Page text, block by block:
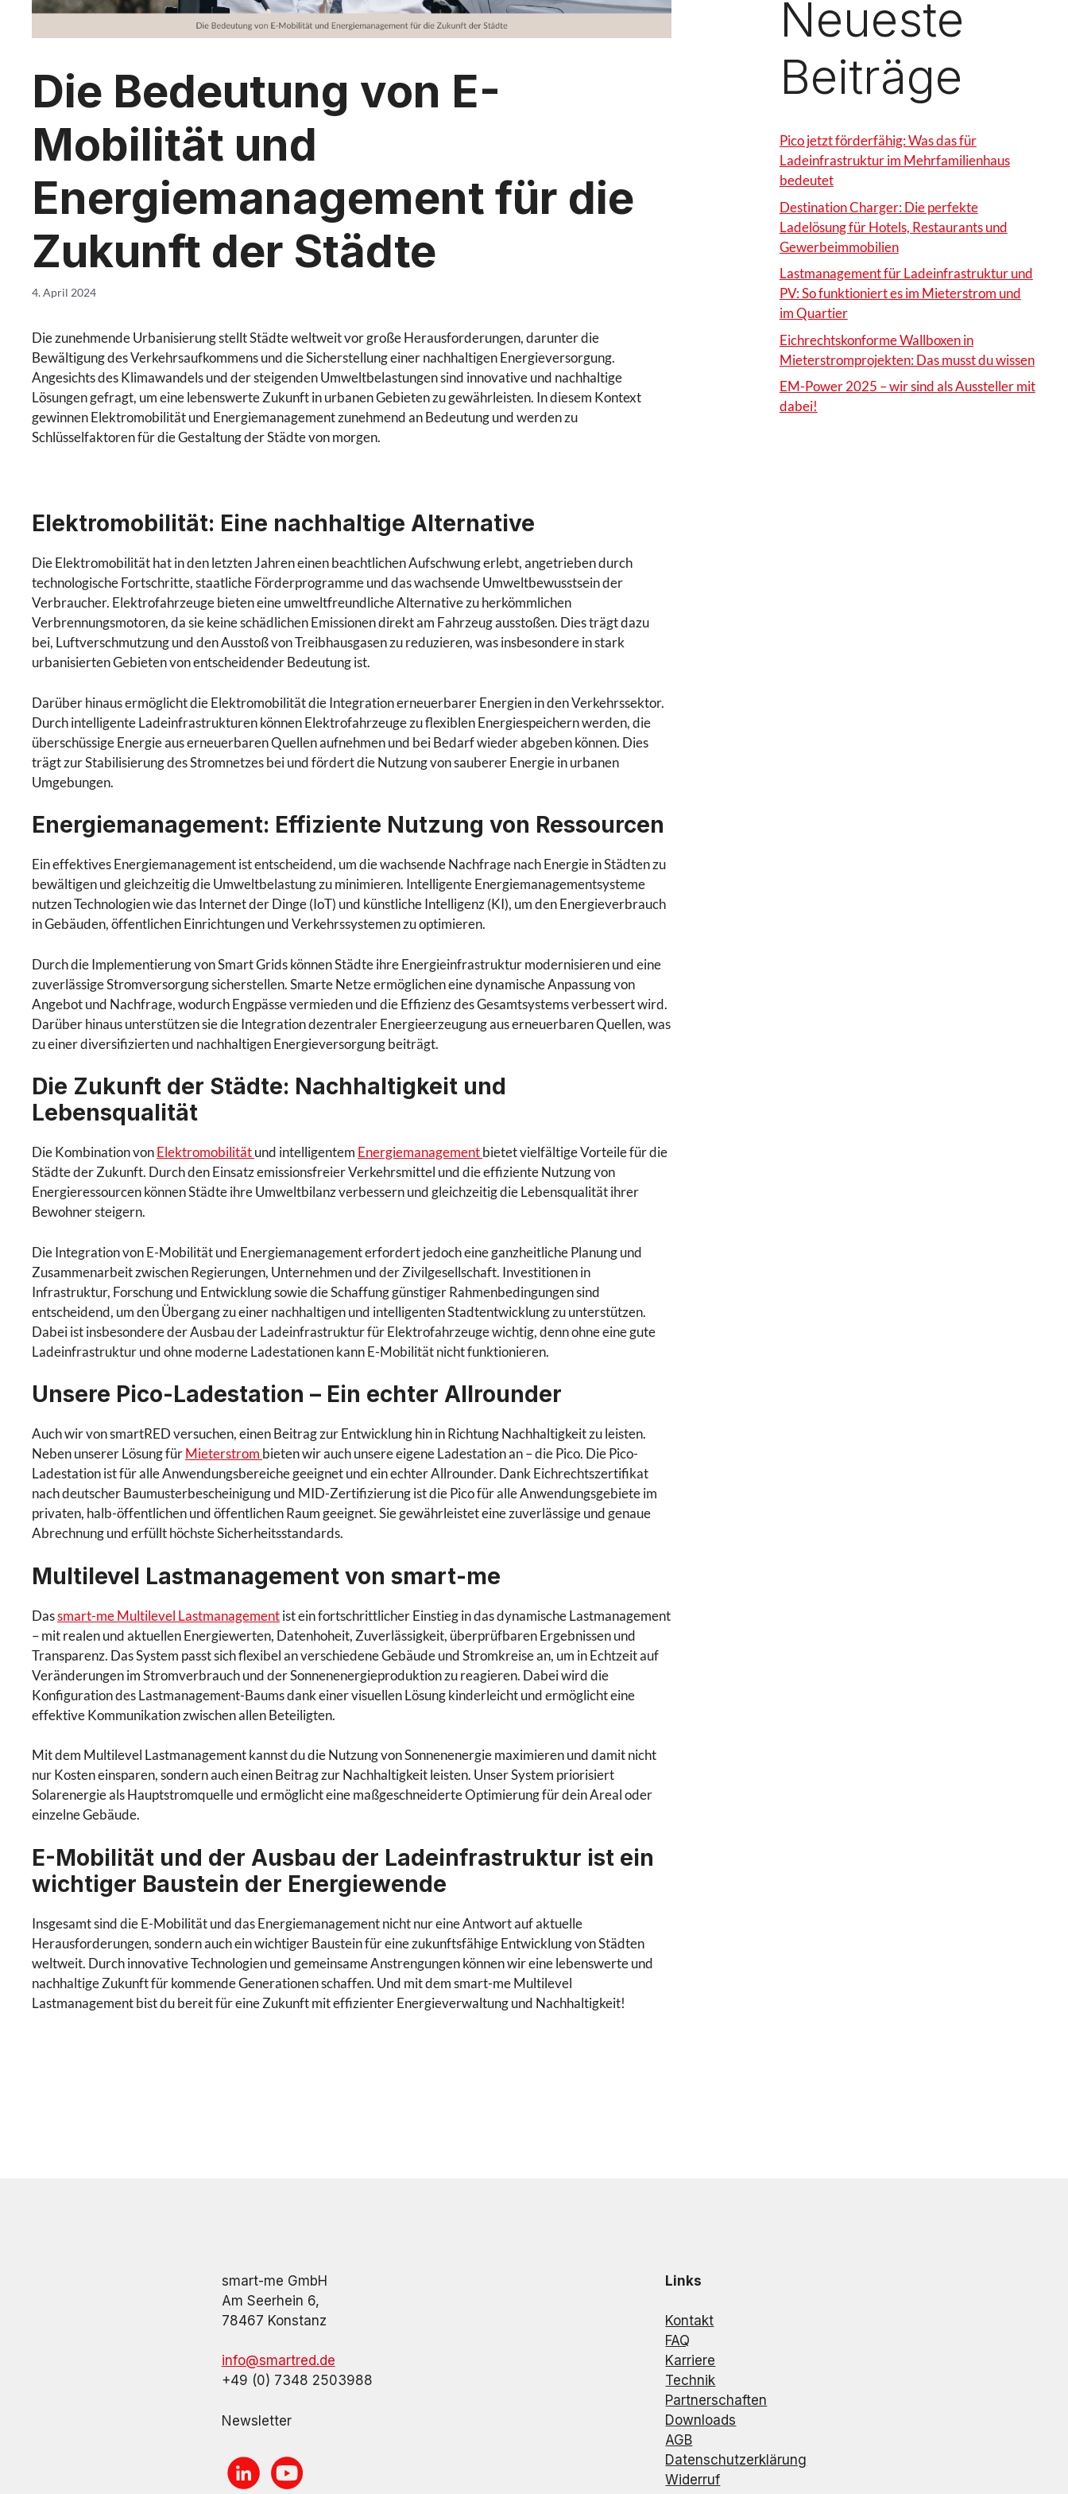
Die Bedeutung von E-
Mobilität und
Energiemanagement für die
Zukunft der Städte
4. April 2024
Die zunehmende Urbanisierung stellt Städte weltweit vor große Herausforderungen, darunter die
Bewältigung des Verkehrsaufkommens und die Sicherstellung einer nachhaltigen Energieversorgung.
Angesichts des Klimawandels und der steigenden Umweltbelastungen sind innovative und nachhaltige
Lösungen gefragt, um eine lebenswerte Zukunft in urbanen Gebieten zu gewährleisten. In diesem Kontext
gewinnen Elektromobilität und Energiemanagement zunehmend an Bedeutung und werden zu
Schlüsselfaktoren für die Gestaltung der Städte von morgen.
Elektromobilität: Eine nachhaltige Alternative
Die Elektromobilität hat in den letzten Jahren einen beachtlichen Aufschwung erlebt, angetrieben durch
technologische Fortschritte, staatliche Förderprogramme und das wachsende Umweltbewusstsein der
Verbraucher. Elektrofahrzeuge bieten eine umweltfreundliche Alternative zu herkömmlichen
Verbrennungsmotoren, da sie keine schädlichen Emissionen direkt am Fahrzeug ausstoßen. Dies trägt dazu
bei, Luftverschmutzung und den Ausstoß von Treibhausgasen zu reduzieren, was insbesondere in stark
urbanisierten Gebieten von entscheidender Bedeutung ist.
Darüber hinaus ermöglicht die Elektromobilität die Integration erneuerbarer Energien in den Verkehrssektor.
Durch intelligente Ladeinfrastrukturen können Elektrofahrzeuge zu flexiblen Energiespeichern werden, die
überschüssige Energie aus erneuerbaren Quellen aufnehmen und bei Bedarf wieder abgeben können. Dies
trägt zur Stabilisierung des Stromnetzes bei und fördert die Nutzung von sauberer Energie in urbanen
Umgebungen.
Energiemanagement: Effiziente Nutzung von Ressourcen
Ein effektives Energiemanagement ist entscheidend, um die wachsende Nachfrage nach Energie in Städten zu
bewältigen und gleichzeitig die Umweltbelastung zu minimieren. Intelligente Energiemanagementsysteme
nutzen Technologien wie das Internet der Dinge (IoT) und künstliche Intelligenz (KI), um den Energieverbrauch
in Gebäuden, öffentlichen Einrichtungen und Verkehrssystemen zu optimieren.
Durch die Implementierung von Smart Grids können Städte ihre Energieinfrastruktur modernisieren und eine
zuverlässige Stromversorgung sicherstellen. Smarte Netze ermöglichen eine dynamische Anpassung von
Angebot und Nachfrage, wodurch Engpässe vermieden und die Effizienz des Gesamtsystems verbessert wird.
Darüber hinaus unterstützen sie die Integration dezentraler Energieerzeugung aus erneuerbaren Quellen, was
zu einer diversifizierten und nachhaltigen Energieversorgung beiträgt.
Die Zukunft der Städte: Nachhaltigkeit und
Lebensqualität
Die Kombination vonElektromobilitätund intelligentem Energiemanagementbietet vielfältige Vorteile für die
Städte der Zukunft. Durch den Einsatz emissionsfreier Verkehrsmittel und die effiziente Nutzung von
Energieressourcen können Städte ihre Umweltbilanz verbessern und gleichzeitig die Lebensqualität ihrer
Bewohner steigern.
Die Integration von E-Mobilität und Energiemanagement erfordert jedoch eine ganzheitliche Planung und
Zusammenarbeit zwischen Regierungen, Unternehmen und der Zivilgesellschaft. Investitionen in
Infrastruktur, Forschung und Entwicklung sowie die Schaffung günstiger Rahmenbedingungen sind
entscheidend, um den Übergang zu einer nachhaltigen und intelligenten Stadtentwicklung zu unterstützen.
Dabei ist insbesondere der Ausbau der Ladeinfrastruktur für Elektrofahrzeuge wichtig, denn ohne eine gute
Ladeinfrastruktur und ohne moderne Ladestationen kann E-Mobilität nicht funktionieren.
Unsere Pico-Ladestation – Ein echter Allrounder
Auch wir von smartRED versuchen, einen Beitrag zur Entwicklung hin in Richtung Nachhaltigkeit zu leisten.
Neben unserer Lösung fürMieterstrom bieten wir auch unsere eigene Ladestation an – die Pico. Die Pico-
Ladestation ist für alle Anwendungsbereiche geeignet und ein echter Allrounder. Dank Eichrechtszertifikat
nach deutscher Baumusterbescheinigung und MID-Zertifizierung ist die Pico für alle Anwendungsgebiete im
privaten, halb-öffentlichen und öffentlichen Raum geeignet. Sie gewährleistet eine zuverlässige und genaue
Abrechnung und erfüllt höchste Sicherheitsstandards.
Multilevel Lastmanagement von smart-me
Dassmart-me Multilevel Lastmanagementist ein fortschrittlicher Einstieg in das dynamische Lastmanagement
– mit realen und aktuellen Energiewerten, Datenhoheit, Zuverlässigkeit, überprüfbaren Ergebnissen und
Transparenz. Das System passt sich flexibel an verschiedene Gebäude und Stromkreise an, um in Echtzeit auf
Veränderungen im Stromverbrauch und der Sonnenenergieproduktion zu reagieren. Dabei wird die
Konfiguration des Lastmanagement-Baums dank einer visuellen Lösung kinderleicht und ermöglicht eine
effektive Kommunikation zwischen allen Beteiligten.
Mit dem Multilevel Lastmanagement kannst du die Nutzung von Sonnenenergie maximieren und damit nicht
nur Kosten einsparen, sondern auch einen Beitrag zur Nachhaltigkeit leisten. Unser System priorisiert
Solarenergie als Hauptstromquelle und ermöglicht eine maßgeschneiderte Optimierung für dein Areal oder
einzelne Gebäude.
E-Mobilität und der Ausbau der Ladeinfrastruktur ist ein
wichtiger Baustein der Energiewende
Insgesamt sind die E-Mobilität und das Energiemanagement nicht nur eine Antwort auf aktuelle
Herausforderungen, sondern auch ein wichtiger Baustein für eine zukunftsfähige Entwicklung von Städten
weltweit. Durch innovative Technologien und gemeinsame Anstrengungen können wir eine lebenswerte und
nachhaltige Zukunft für kommende Generationen schaffen. Und mit dem smart-me Multilevel
Lastmanagement bist du bereit für eine Zukunft mit effizienter Energieverwaltung und Nachhaltigkeit!
Neueste
Beiträge
Pico jetzt förderfähig: Was das für
Ladeinfrastruktur im Mehrfamilienhaus
bedeutet
Destination Charger: Die perfekte
Ladelösung für Hotels, Restaurants und
Gewerbeimmobilien
Lastmanagement für Ladeinfrastruktur und
PV: So funktioniert es im Mieterstrom und
im Quartier
Eichrechtskonforme Wallboxen in
Mieterstromprojekten: Das musst du wissen
EM-Power 2025 – wir sind als Aussteller mit
dabei!
smart-me GmbH
Am Seerhein 6,
78467 Konstanz
info@smartred.de
+49 (0) 7348 2503988
Newsletter
Links
Kontakt
FAQ
Karriere
Technik
Partnerschaften
Downloads
AGB
Datenschutzerklärung
Widerruf